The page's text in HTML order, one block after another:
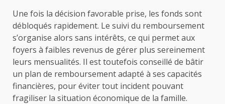
Une fois la décision favorable prise, les fonds sont
débloqués rapidement. Le suivi du remboursement
s’organise alors sans intérêts, ce qui permet aux
foyers à faibles revenus de gérer plus sereinement
leurs mensualités. Il est toutefois conseillé de bâtir
un plan de remboursement adapté à ses capacités
financières, pour éviter tout incident pouvant
fragiliser la situation économique de la famille.